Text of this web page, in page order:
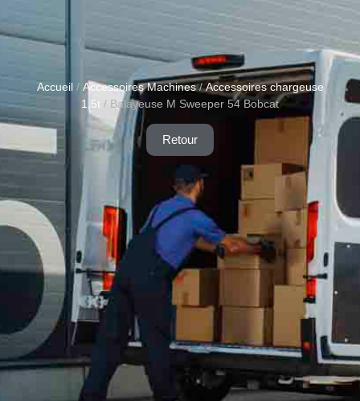
Accueil/ Accessoires Machines/Accessoires chargeuse
1,5t / Balayeuse M Sweeper 54 Bobcat
Retour